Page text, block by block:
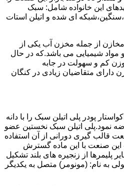
این خانواده شامل: سبک
ای شده و اتیلن استات
مخازن از جمله مخزن آب یکی از
مواد شیمیایی می باشد.که در حال
کم و سهولت در جابه
دارای متقاضیان زیادی در کنگان
اکواستار پودر پلی اتیلن سبک را با دانه
عرضه نمود.پلی اتیلن سبک نخستین عضو
قالب گیری دورانی از آن استفاده
این صنعت با این ماده گسترش
پلیمرها از زنجیره های بلند تشکیل
به نام: (مونومر) متصل به یکدیگر